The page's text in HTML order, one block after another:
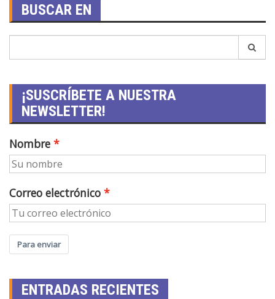
BUSCAR EN
¡SUSCRÍBETE A NUESTRA
NEWSLETTER!
Nombre
Correo electrónico
Para enviar
ENTRADAS RECIENTES